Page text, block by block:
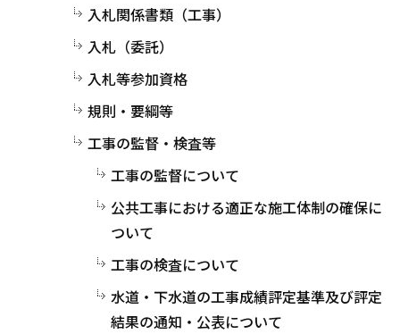
入札関係書類（工事）
入札（委託）
入札等参加資格
規則・要綱等
工事の監督・検査等
工事の監督について
公共工事における適正な施工体制の確保に
ついて
工事の検査について
水道・下水道の工事成績評定基準及び評定
結果の通知・公表について